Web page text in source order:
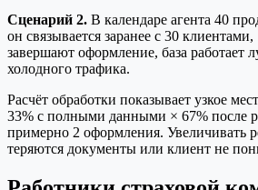
Сценарий 2. В календаре агента 40
он связывается заранее с 30 клиентами,
завершают оформление, база работает
холодного трафика.
Расчёт обработки показывает узкое
33% с полными данными × 67% после
примерно 2 оформления. Увеличивать
теряются документы или клиент не